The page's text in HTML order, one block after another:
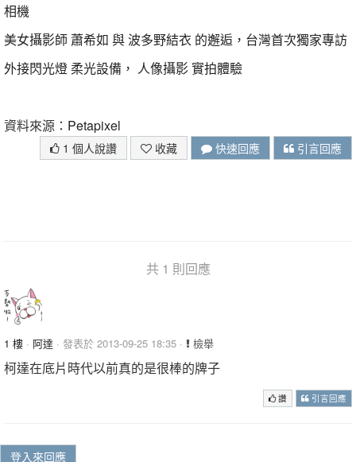
相機
美女攝影師 蕭希如 與 波多野結衣 的邂逅，台灣首次獨家專訪
外接閃光燈 柔光設備， 人像攝影 實拍體驗
資料來源： Petapixel
1 個人說讚 收藏 快速回應 引言回應
共 1 則回應
1 樓 · 阿達 · 發表於 2013-09-25 18:35 · 檢舉
柯達在底片時代以前真的是很棒的牌子
讚 引言回應
登入來回應